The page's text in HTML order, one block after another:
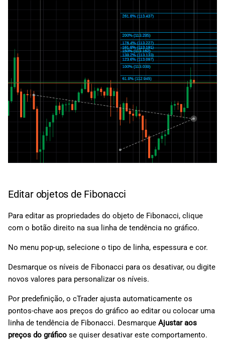
Editar objetos de Fibonacci
Para editar as propriedades do objeto de Fibonacci, clique
com o botão direito na sua linha de tendência no gráfico.
No menu pop-up, selecione o tipo de linha, espessura e cor.
Desmarque os níveis de Fibonacci para os desativar, ou digite
novos valores para personalizar os níveis.
Por predefinição, o cTrader ajusta automaticamente os
pontos-chave aos preços do gráfico ao editar ou colocar uma
linha de tendência de Fibonacci. Desmarque Ajustar aos
preços do gráfico se quiser desativar este comportamento.